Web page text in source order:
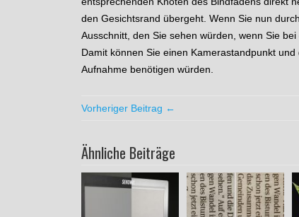
den Gesichtsrand übergeht. Wenn Sie nun
Ausschnitt, den Sie sehen würden, wenn Sie
Damit können Sie einen Kamerastandpunkt
Aufnahme benötigen würden.
Vorheriger Beitrag ←
Ähnliche Beiträge